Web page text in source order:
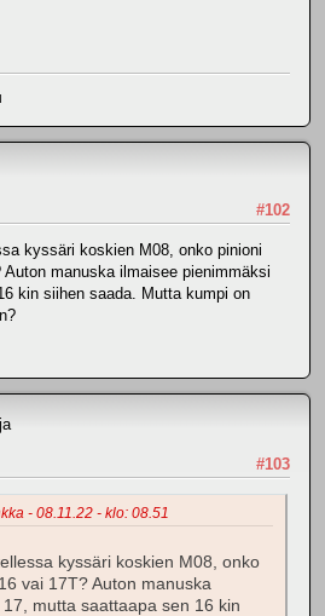
#102
kyssäri koskien M08, onko pinioni
manuska ilmaisee pienimmäksi
kin siihen saada. Mutta kumpi on
#103
- 08.11.22 - klo: 08.51
kyssäri koskien M08, onko
vai 17T? Auton manuska
mutta saattaapa sen 16 kin